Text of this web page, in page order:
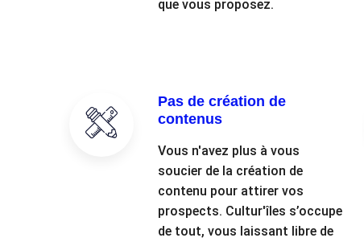
que vous proposez.
Pas de création de
contenus
Vous n'avez plus à vous
soucier de la création de
contenu pour attirer vos
prospects. Cultur'îles s’occupe
de tout, vous laissant libre de